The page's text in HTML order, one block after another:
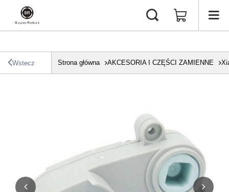
Wstecz Strona główna AKCESORIA I CZĘŚCI ZAMIENNE